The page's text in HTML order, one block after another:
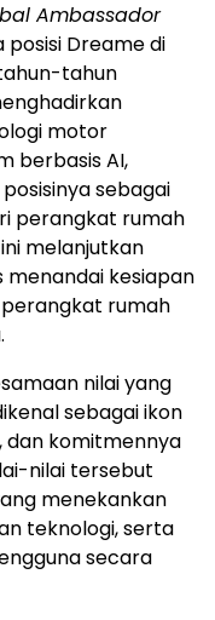
Ambassador
Dreame di
tahun
motor
berbasis AI,
sebagai
perangkat rumah
melanjutkan
kesiapan
rumah
nilai yang
sebagai ikon
dan komitmennya
nilai tersebut
menekankan
teknologi, serta
secara